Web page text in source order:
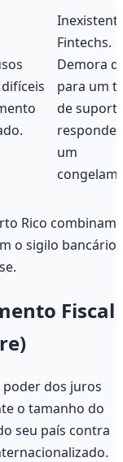
Fintechs.
Demora
para um
de
um
Rico combinam
o sigilo bancário
Fiscal
dos juros
o tamanho do
seu país contra